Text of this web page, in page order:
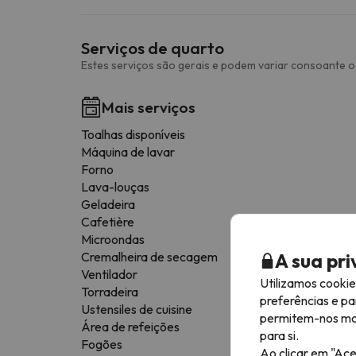
Serviços de quarto
Estes serviços são gerais e podem variar consoante
Mais serviços
Toalhas disponíveis
Máquina de lavar
Forno
Lava-louças
Geladeira
Cafetière
Microondas
Cremalheira de secagem
Ventilador
Torradeira
Ustensiles de cuisine
Área de refeições
Fogões
A sua
Utilizamos
preferências e
permitem-nos
para si.
Ao clicar em